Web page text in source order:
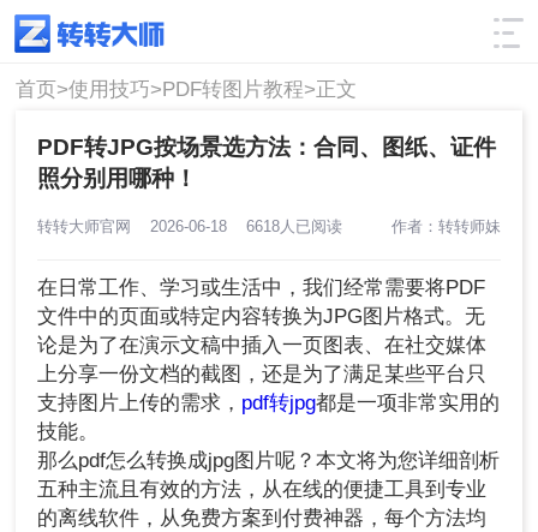
使用技巧 筛选
首页>使用技巧>PDF转图片教程>正文
PDF转JPG按场景选方法：合同、图纸、证件
照分别用哪种！
转转大师官网 2026-06-18 6618人已阅读 作者：转转师妹
在日常工作、学习或生活中，我们经常需要将PDF
文件中的页面或特定内容转换为JPG图片格式。无
论是为了在演示文稿中插入一页图表、在社交媒体
上分享一份文档的截图，还是为了满足某些平台只
支持图片上传的需求， pdf转jpg都是一项非常实用的
技能。
那么pdf怎么转换成jpg图片呢？本文将为您详细剖析
五种主流且有效的方法，从在线的便捷工具到专业
的离线软件，从免费方案到付费神器，每个方法均